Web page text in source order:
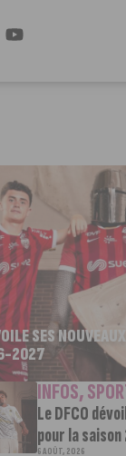
SES
2027
INFOS,
Le DFCO
pour la
6 AOÛT, 2026